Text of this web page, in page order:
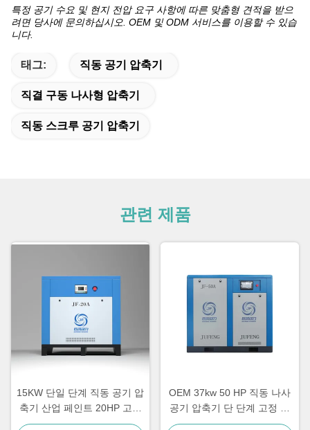
특정 공기 수요 및 현지 전압 요구 사항에 따른 맞춤형 견적을 받으
려면 당사에 문의하십시오. OEM 및 ODM 서비스를 이용할 수 있습
니다.
태그: 직동 공기 압축기
직결 구동 나사형 압축기
직동 스크루 공기 압축기
관련 제품
15KW 단일 단계 직동 공기 압
축기 산업 페인트 20HP 고정
속도
OEM 37kw 50 HP 직동 나사
공기 압축기 단 단계 고정 속
도 유형